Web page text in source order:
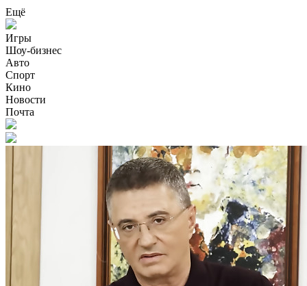
Ещё
Игры
Шоу-бизнес
Авто
Спорт
Кино
Новости
Почта